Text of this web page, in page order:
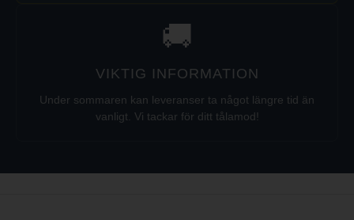
🚚
VIKTIG INFORMATION
Under sommaren kan leveranser ta något längre tid än
vanligt. Vi tackar för ditt tålamod!